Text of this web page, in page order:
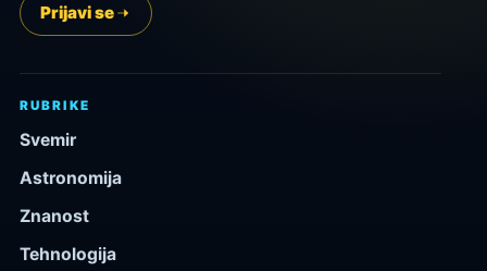
Prijavi se
RUBRIKE
Svemir
Astronomija
Znanost
Tehnologija